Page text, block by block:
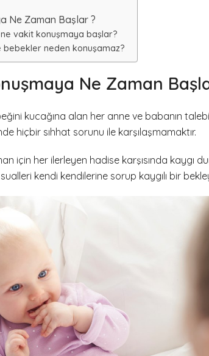
Ne Zaman Başlar ?
vakit konuşmaya başlar?
bebekler neden konuşamaz?
Ne Zaman
kucağına alan her anne ve babanın
hiçbir sıhhat sorunu ile karşılaşmamaktır.
için her ilerleyen hadise karşısında kaygı
kendi kendilerine sorup kaygılı bir